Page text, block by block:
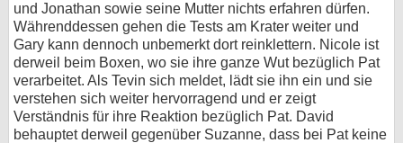
und Jonathan sowie seine Mutter nichts erfahren dürfen.
Währenddessen gehen die Tests am Krater weiter und
Gary kann dennoch unbemerkt dort reinklettern. Nicole ist
derweil beim Boxen, wo sie ihre ganze Wut bezüglich Pat
verarbeitet. Als Tevin sich meldet, lädt sie ihn ein und sie
verstehen sich weiter hervorragend und er zeigt
Verständnis für ihre Reaktion bezüglich Pat. David
behauptet derweil gegenüber Suzanne, dass bei Pat keine